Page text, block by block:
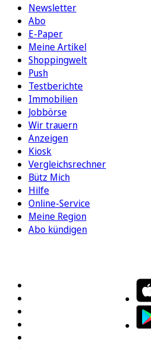
Newsletter
Abo
E-Paper
Meine Artikel
Shoppingwelt
Push
Testberichte
Immobilien
Jobbörse
Wir trauern
Anzeigen
Kiosk
Vergleichsrechner
Bütz Mich
Hilfe
Online-Service
Meine Region
Abo kündigen